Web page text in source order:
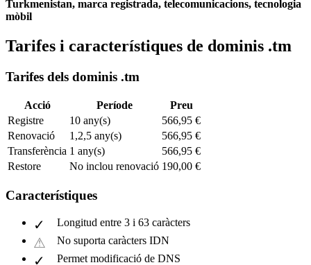
Turkmenistan, marca registrada, telecomunicacions, tecnologia
mòbil
Tarifes i característiques de dominis .tm
Tarifes dels dominis .tm
Acció Període
Preu
Registre
10 any(s)
566,95 €
Renovació
1,2,5 any(s)
566,95 €
Transferència 1 any(s)
566,95 €
Restore
No inclou renovació 190,00 €
Característiques
Longitud entre 3 i 63 caràcters
No suporta caràcters IDN
Permet modificació de DNS